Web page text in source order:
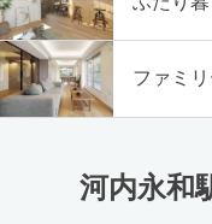
ファミ
河内永和